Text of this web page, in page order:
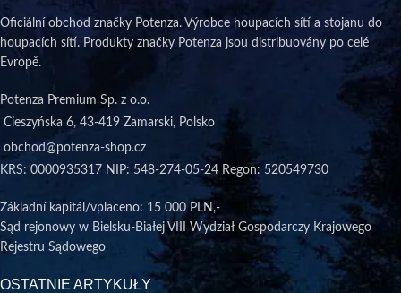
Oficiální obchod značky Potenza. Výrobce houpacích sítí a stojanu do
houpacích sítí. Produkty značky Potenza jsou distribuovány po celé
Evropě.
Potenza Premium Sp. z o.o.
Cieszyńska 6, 43-419 Zamarski, Polsko
obchod@potenza-shop.cz
KRS: 0000935317 NIP: 548-274-05-24 Regon: 520549730
Základní kapitál/vplaceno: 15 000 PLN,-
Sąd rejonowy w Bielsku-Białej VIII Wydział Gospodarczy Krajowego
Rejestru Sądowego
OSTATNIE ARTYKUŁY